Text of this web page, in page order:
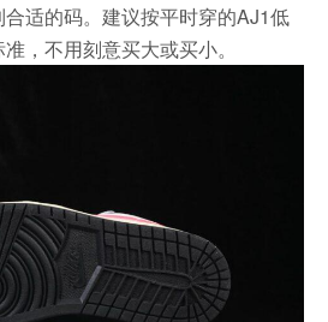
适的码。建议按平时穿的AJ1低
，不用刻意买大或买小。